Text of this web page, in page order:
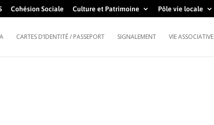
Cohésion Sociale Culture et Patrimoine Pôle vie locale
CARTES D’IDENTITÉ / PASSEPORT SIGNALEMENT VIE ASSOCIATIVE